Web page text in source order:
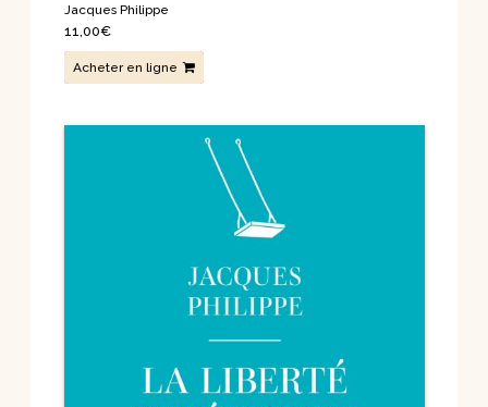
Jacques Philippe
11,00€
Acheter en ligne